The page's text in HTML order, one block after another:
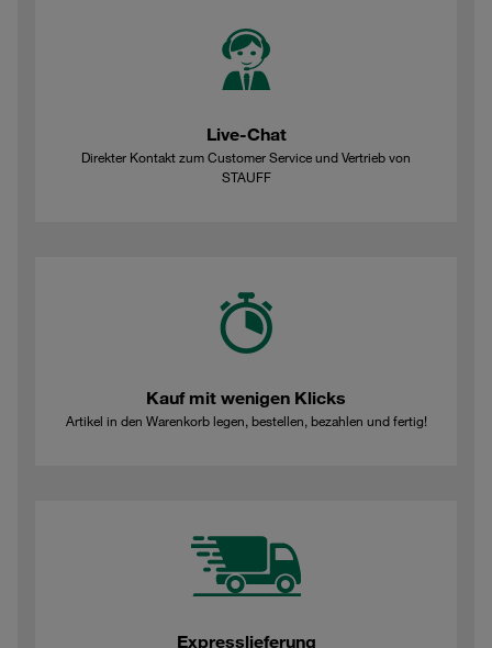
Live-Chat
Direkter Kontakt zum Customer Service und Vertrieb von
STAUFF
Kauf mit wenigen Klicks
Artikel in den Warenkorb legen, bestellen, bezahlen und fertig!
Expresslieferung